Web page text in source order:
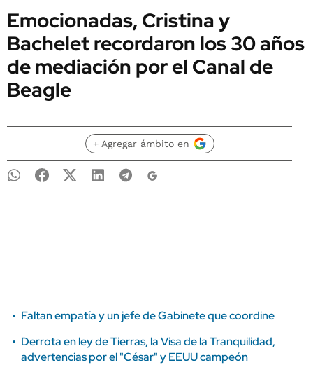
Emocionadas, Cristina y
Bachelet recordaron los 30 años
de mediación por el Canal de
Beagle
+ Agregar ámbito en
Faltan empatía y un jefe de Gabinete que coordine
Derrota en ley de Tierras, la Visa de la Tranquilidad,
advertencias por el "César" y EEUU campeón